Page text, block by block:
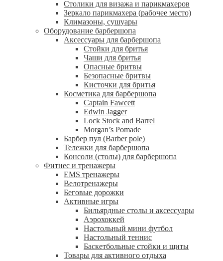
Столики для визажа и парикмахеров
Зеркало парикмахера (рабочее место)
Климазоны, сушуары
Оборудование барбершопа
Аксессуары для барбершопа
Стойки для бритья
Чаши для бритья
Опасные бритвы
Безопасные бритвы
Кисточки для бритья
Косметика для барбершопа
Captain Fawcett
Edwin Jagger
Lock Stock and Barrel
Morgan’s Pomade
Барбер пул (Barber pole)
Тележки для барбершопа
Консоли (столы) для барбершопа
Фитнес и тренажеры
EMS тренажеры
Велотренажеры
Беговые дорожки
Активные игры
Бильярдные столы и аксессуары
Аэрохоккей
Настольный мини футбол
Настольный теннис
Баскетбольные стойки и щиты
Товары для активного отдыха